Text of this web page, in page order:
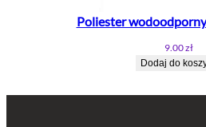
Poliester
9.00zł
Dodaj do